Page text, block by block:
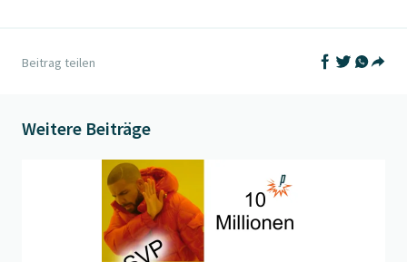
Beitrag teilen Auf Facebook
AufAuf
Weitere Beiträge
Der Traum der SVP